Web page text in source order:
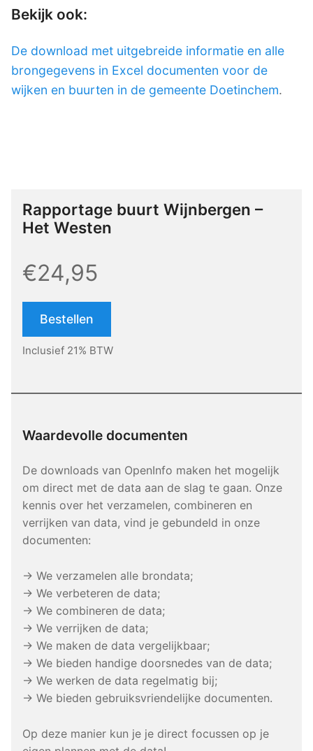
Bekijk ook:
De download met uitgebreide informatie en alle
brongegevens in Excel documenten voor de
wijken en buurten in de gemeente Doetinchem.
Rapportage buurt Wijnbergen –
Het Westen
€24,95
Bestellen
Inclusief 21% BTW
Waardevolle documenten
De downloads van OpenInfo maken het mogelijk
om direct met de data aan de slag te gaan. Onze
kennis over het verzamelen, combineren en
verrijken van data, vind je gebundeld in onze
documenten:
→ We verzamelen alle brondata;
→ We verbeteren de data;
→ We combineren de data;
→ We verrijken de data;
→ We maken de data vergelijkbaar;
→ We bieden handige doorsnedes van de data;
→ We werken de data regelmatig bij;
→ We bieden gebruiksvriendelijke documenten.
Op deze manier kun je je direct focussen op je